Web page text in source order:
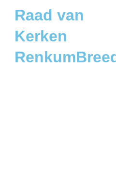
Raad van
Kerken